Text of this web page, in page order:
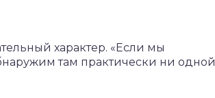
характер. «Если мы
там практически ни одной